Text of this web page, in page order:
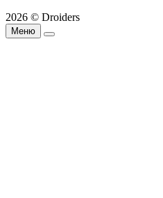
2026 © Droiders
Меню